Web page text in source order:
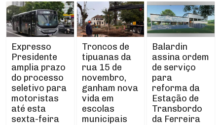
Expresso
Presidente
amplia prazo
do processo
seletivo para
motoristas
até esta
sexta-feira
Troncos de
tipuanas da
rua 15 de
novembro,
ganham nova
vida em
escolas
municipais
Balardin
assina ordem
de serviço
para
reforma da
Estação de
Transbordo
da Ferreira